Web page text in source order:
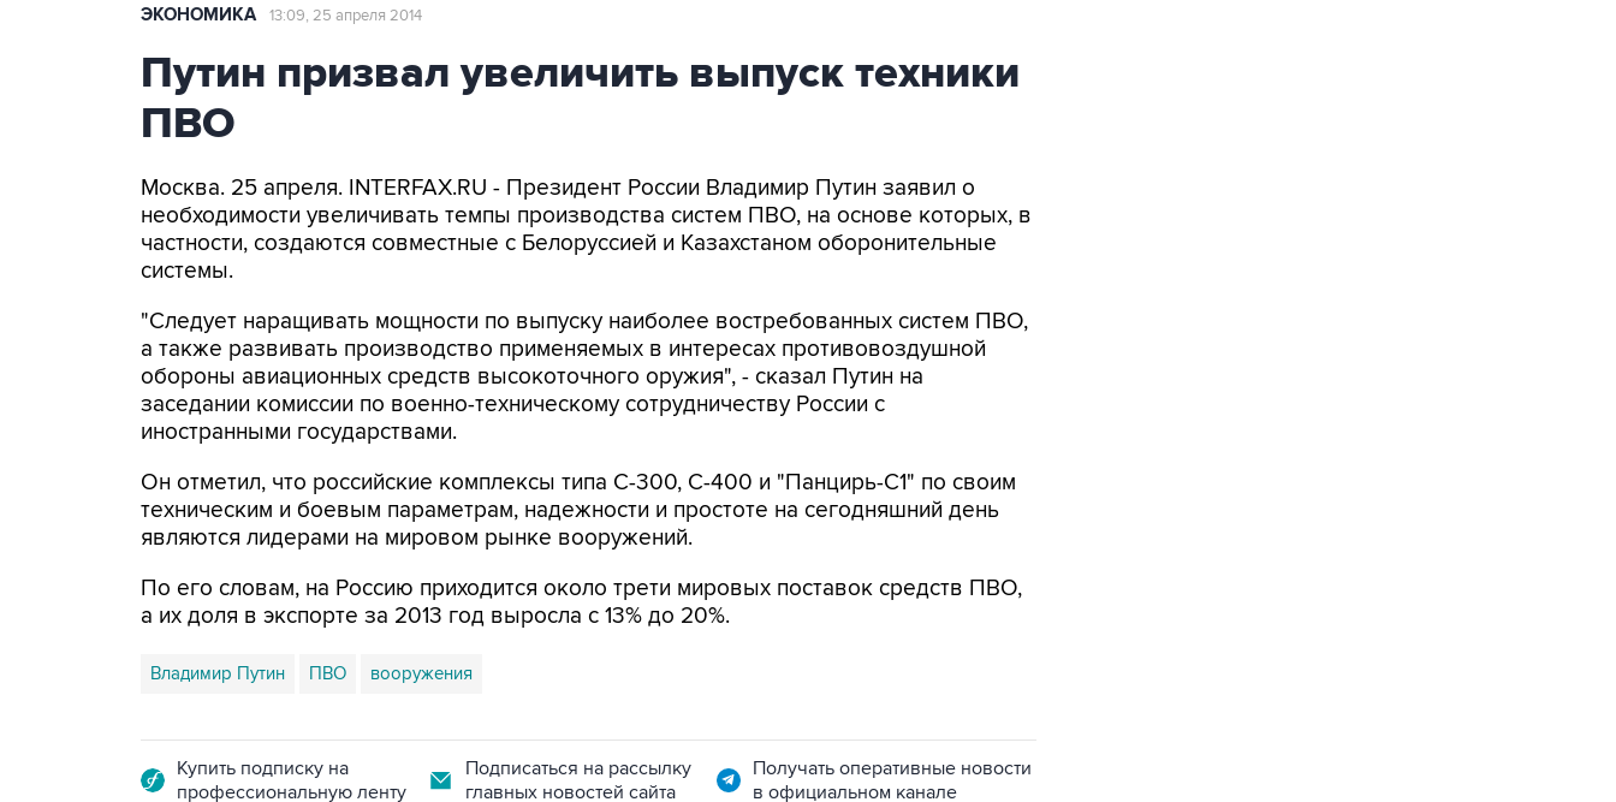
ЭКОНОМИКА 13:09, 25 апреля 2014
Путин призвал увеличить выпуск техники
ПВО
Москва. 25 апреля. INTERFAX.RU - Президент России Владимир Путин заявил о
необходимости увеличивать темпы производства систем ПВО, на основе которых, в
частности, создаются совместные с Белоруссией и Казахстаном оборонительные
системы.
"Следует наращивать мощности по выпуску наиболее востребованных систем ПВО,
а также развивать производство применяемых в интересах противовоздушной
обороны авиационных средств высокоточного оружия", - сказал Путин на
заседании комиссии по военно-техническому сотрудничеству России с
иностранными государствами.
Он отметил, что российские комплексы типа С-300, С-400 и "Панцирь-С1" по своим
техническим и боевым параметрам, надежности и простоте на сегодняшний день
являются лидерами на мировом рынке вооружений.
По его словам, на Россию приходится около трети мировых поставок средств ПВО,
а их доля в экспорте за 2013 год выросла с 13% до 20%.
Владимир Путин ПВО вооружения
Купить подписку на
профессиональную ленту
Подписаться на рассылку
главных новостей сайта
Получать оперативные новости
в официальном канале